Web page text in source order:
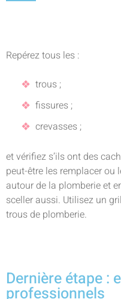
Repérez tous les :
trous ;
fissures ;
crevasses ;
et vérifiez s’ils ont des
peut-être les remplacer ou
autour de la plomberie et
sceller aussi. Utilisez un
trous de plomberie.
Dernière étape :
professionnels